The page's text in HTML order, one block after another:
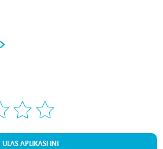
ULAS APLIKASI INI